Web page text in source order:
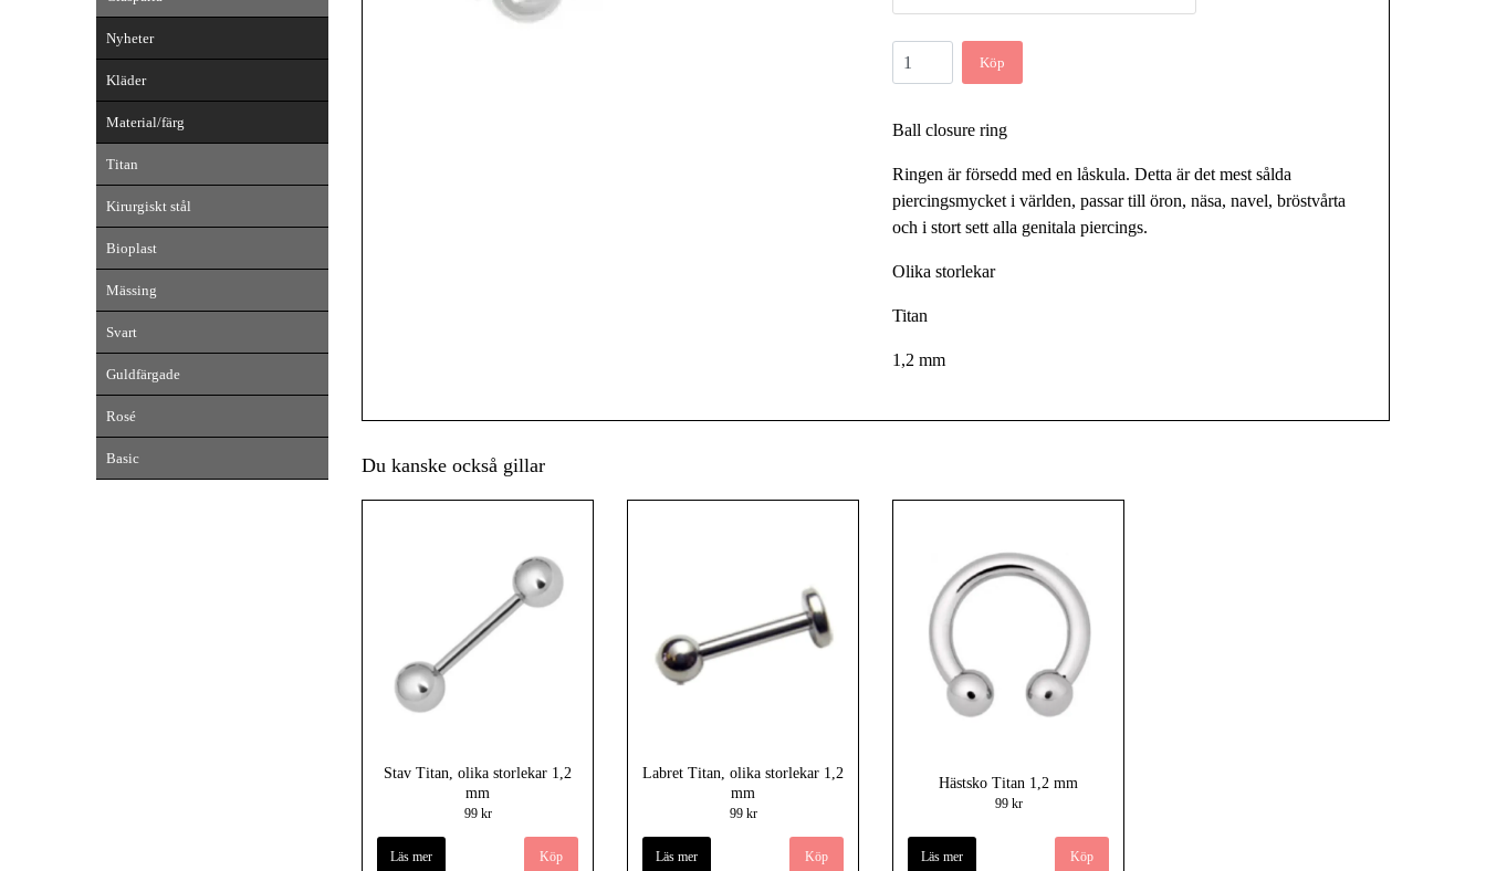
Nyheter
Kläder
Material/färg
Titan
Kirurgiskt stål
Bioplast
Mässing
Svart
Guldfärgade
Rosé
Basic
Köp
Ball closure ring
Ringen är försedd med en låskula. Detta är det mest sålda
piercingsmycket i världen, passar till öron, näsa, navel, bröstvårta
och i stort sett alla genitala piercings.
Olika storlekar
Titan
1,2 mm
Du kanske också gillar
Stav Titan, olika storlekar 1,2
mm
99 kr
Läs mer Köp
Labret Titan, olika storlekar 1,2
mm
99 kr
Läs mer Köp
Hästsko Titan 1,2 mm
99 kr
Läs mer Köp